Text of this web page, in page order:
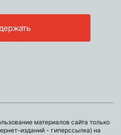
материалов сайта только
изданий - гиперссылка) на